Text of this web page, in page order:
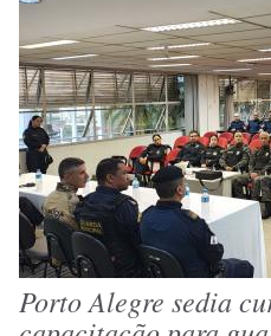
Porto Alegre sedia